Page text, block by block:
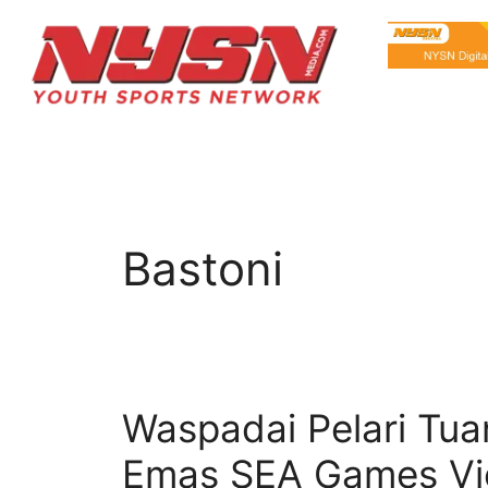
Bastoni
Waspadai Pelari
Emas SEA Games